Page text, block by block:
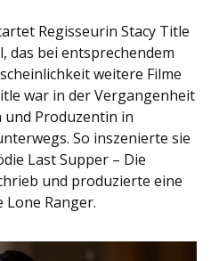
Regisseurin Stacy Title
das bei entsprechendem
weitere Filme
war in der Vergangenheit
und Produzentin in
So inszenierte sie
Last Supper – Die
und produzierte eine
Ranger.